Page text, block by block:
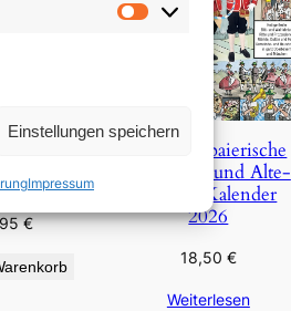
Statistiken
Einstellungen speichern
Impressum
Erde
€
Der Oberbaierische
Fest-Täg- und Alte-
Bräuch-Kalender
2026
18,50 €
Weiterlesen